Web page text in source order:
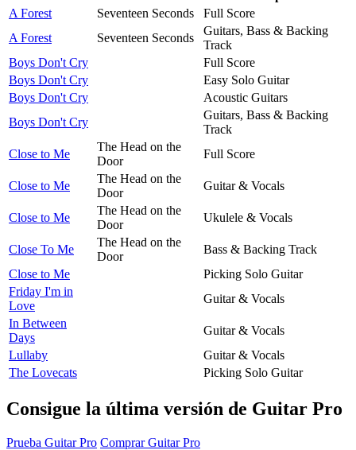
A Forest
Seventeen Seconds
Full Score
A Forest
Seventeen Seconds
Guitars, Bass & Backing
Track
Boys Don't Cry
Full Score
Boys Don't Cry
Easy Solo Guitar
Boys Don't Cry
Acoustic Guitars
Boys Don't Cry
Guitars, Bass & Backing
Track
Close to Me
The Head on the
Door
Full Score
Close to Me
The Head on the
Door
Guitar & Vocals
Close to Me
The Head on the
Door
Ukulele & Vocals
Close To Me
The Head on the
Door
Bass & Backing Track
Close to Me
Picking Solo Guitar
Friday I'm in
Love
Guitar & Vocals
In Between
Days
Guitar & Vocals
Lullaby
Guitar & Vocals
The Lovecats
Picking Solo Guitar
Consigue la última versión de Guitar Pro
Prueba Guitar Pro Comprar Guitar Pro